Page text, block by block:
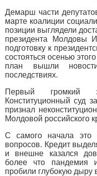
Демарш части
марте коалиции
позиции выглядели
президента Молдовы
подготовку к
состояться осенью
план вышли
последствиях.
Первый громкий
Конституционный суд
признал
Молдовой российского
С самого начала это
вопросов. Кредит
и внешне казался
более что
пробили глубокую дыру